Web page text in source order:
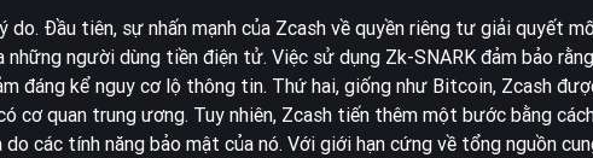
Đầu tiên, sự nhấn mạnh của Zcash về quyền riêng tư giải quyết
người dùng tiền điện tử. Việc sử dụng Zk-SNARK đảm bảo
đáng kể nguy cơ lộ thông tin. Thứ hai, giống như Bitcoin, Zcash
cơ quan trung ương. Tuy nhiên, Zcash tiến thêm một bước bằng
các tính năng bảo mật của nó. Với giới hạn cứng về tổng nguồn